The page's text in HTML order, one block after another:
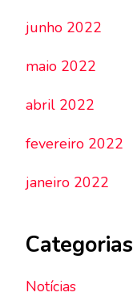
junho 2022
maio 2022
abril 2022
fevereiro 2022
janeiro 2022
Categorias
Notícias